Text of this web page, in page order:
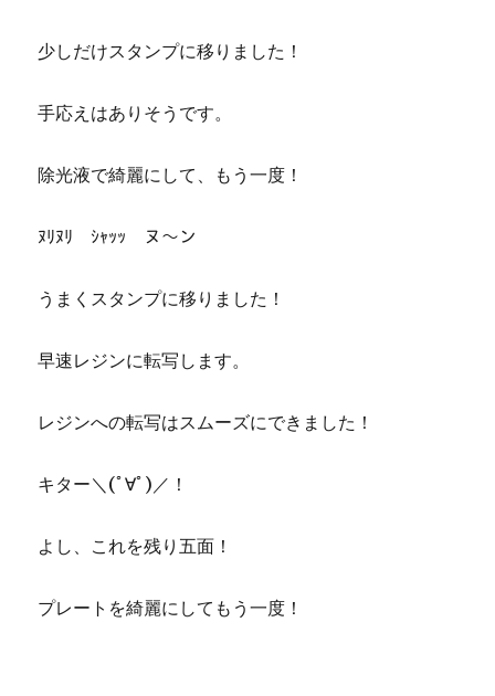
少しだけスタンプに移りました！
手応えはありそうです。
除光液で綺麗にして、もう一度！
ﾇﾘﾇﾘ ｼｬｯｯ ヌ～ン
うまくスタンプに移りました！
早速レジンに転写します。
レジンへの転写はスムーズにできました！
キター＼(ﾟ∀ﾟ)／！
よし、これを残り五面！
プレートを綺麗にしてもう一度！